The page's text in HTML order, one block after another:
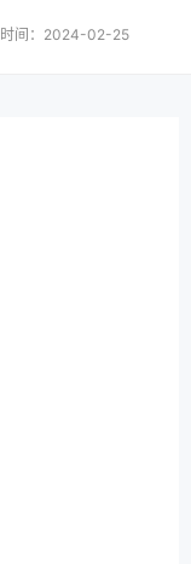
时间：2024-02-25